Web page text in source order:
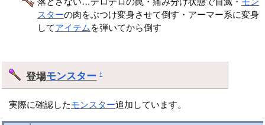
スターの肉をぶつけ変身させて倒す・アーマー系に変身
してアイテム を弾いてから倒す
登場モンスター †
実際に確認したモンスター追加しています。